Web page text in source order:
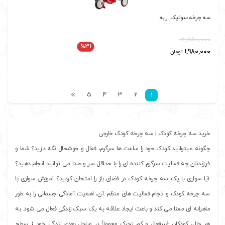
سه چرخه سونیک ارابه
2,850,000
قیمت اصلی: 2,850,000 تومان بود.
1,980,000 تومانقیمت فعلی: 1,980,000 تومان.
%31
1
2
3
4
5
خرید سه چرخه کودک | سه چرخه کودک خارجی
چگونه میتوانید کودک خود را ساعت ها سرگرم، فعال و خوشحال نگه دارید؟ شما و
فرزندتان چه فعالیت سرگرم کننده ای را با حداقل سر و صدا می توانید انجام دهید؟
آیا سواری با یک سه چرخه کودک در فضای باز را امتحان کردید؟ آموزش سواری با
سه چرخه کودک و انجام فعالیت های منظم آن، اهمیت آمادگی جسمانی را به طور
ماهرانه ای معنا می کند و باعث ایجاد علاقه به یک سبک زندگی فعال می شود. به